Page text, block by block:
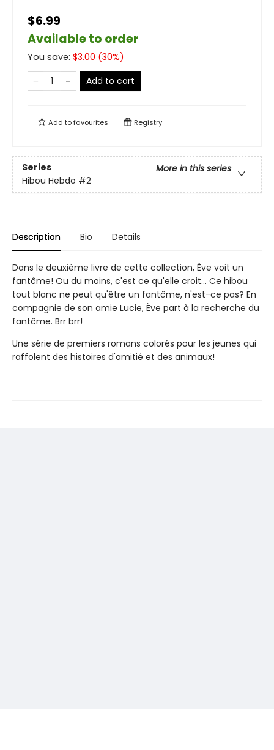
$6.99
Available to order
You save: $3.00 (30%)
Add to cart
Add tofavourites Registry
Series
More in this series
Hibou Hebdo #2
Description Bio Details
Dans le deuxième livre de cette collection, Ève voit un
fantôme! Ou du moins, c'est ce qu'elle croit… Ce hibou
tout blanc ne peut qu'être un fantôme, n'est-ce pas? En
compagnie de son amie Lucie, Ève part à la recherche du
fantôme. Brr brr!
Une série de premiers romans colorés pour les jeunes qui
raffolent des histoires d'amitié et des animaux!